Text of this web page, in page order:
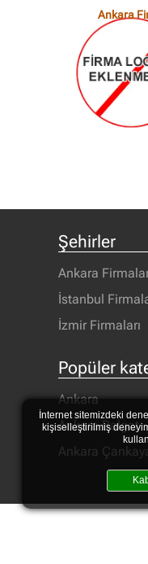
Ankara
Şehirler
Ankara
İstanbul
İzmir Firmaları
Popüler
Ankara
Ankara Balgat
Ankara
İnternet sitemizdeki
kişiselleştirilmiş